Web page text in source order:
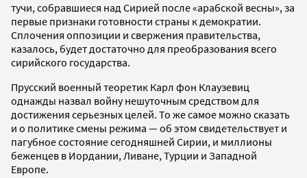
тучи, собравшиеся над Сирией после «арабской весны», за
первые признаки готовности страны к демократии.
Сплочения оппозиции и свержения правительства,
казалось, будет достаточно для преобразования всего
сирийского государства.
Прусский военный теоретик Карл фон Клаузевиц
однажды назвал войну нешуточным средством для
достижения серьезных целей. То же самое можно сказать
и о политике смены режима — об этом свидетельствует и
пагубное состояние сегодняшней Сирии, и миллионы
беженцев в Иордании, Ливане, Турции и Западной
Европе.